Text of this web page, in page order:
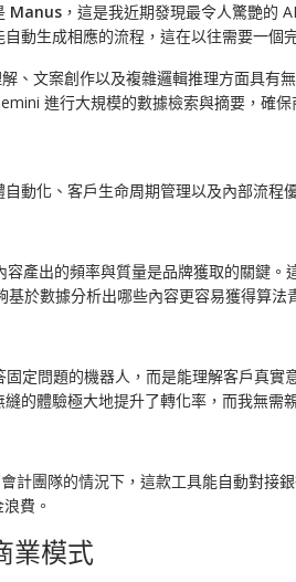
Manus ，這是我近期發現最令人驚艷的
動生成相應的流程，這在以往需要一個
、文案創作以及複雜邏輯推理方面具
進行大規模的數據檢索與摘要，確保
動化、客戶生命周期管理以及內部流程
產出的頻率與質量是品牌獲取的關鍵
於數據分析出哪些內容更容易獲得算法
固定問題的機器人，而是能理解客戶真
的體驗極大地提升了轉化率，而我無需
計團隊的情況下，這款工具能自動對接
費。
業模式